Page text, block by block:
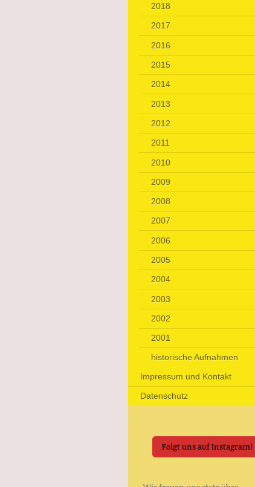
2018
2017
2016
2015
2014
2013
2012
2011
2010
2009
2008
2007
2006
2005
2004
2003
2002
2001
historische Aufnahmen
Impressum und Kontakt
Datenschutz
Folgt uns auf Instagram!